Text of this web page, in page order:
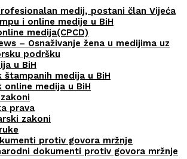
medij, postani član Vijeća
i online medije u BiH
medija(CPCD)
– Osnaživanje žena u medijima uz
podršku
u BiH
štampanih medija u BiH
online medija u BiH
prava
zakoni
protiv govora mržnje
dokumenti protiv govora mržnje